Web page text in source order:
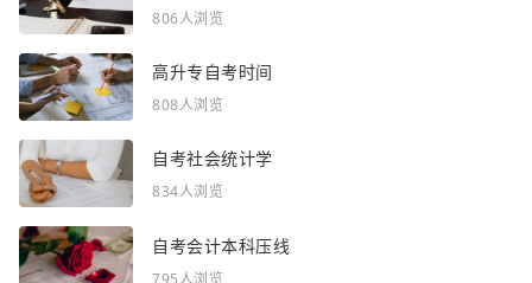
806人浏览
高升专自考时间
808人浏览
自考社会统计学
834人浏览
自考会计本科压线
795人浏览